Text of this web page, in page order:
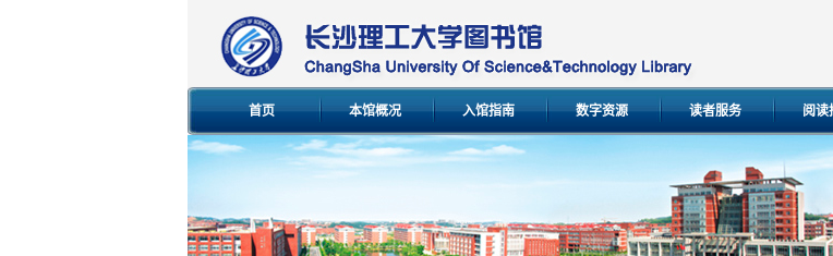
首页 本馆概况 入馆指南 数字资源 读者服务 阅读